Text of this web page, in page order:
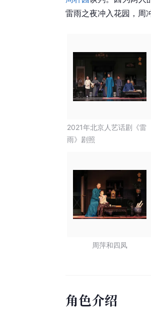
雷雨之夜冲入花园，周
2021年北京人艺话剧《雷
雨》剧照
周萍和四凤
角色介绍